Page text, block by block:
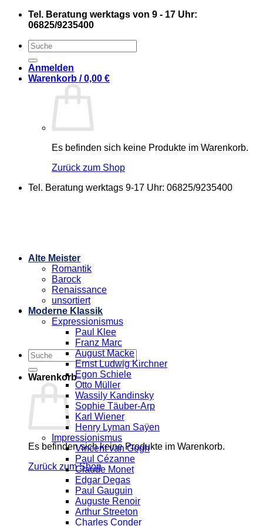
Zum
Tel. Beratung werktags von 9 - 17 Uhr:
06825/9235400
Suchen
nach:
Anmelden
Warenkorb /0,00 €
Es befinden sich keine Produkte im Warenkorb.
Zurück zum Shop
Tel. Beratung werktags 9-17 Uhr: 06825/9235400
Suchen
nach:
Warenkorb
Es befinden sich keine Produkte im Warenkorb.
Zurück zum Shop
Alte Meister
Romantik
Barock
Renaissance
unsortiert
Moderne Klassik
Expressionismus
Paul Klee
Franz Marc
August Macke
Ernst Ludwig Kirchner
Egon Schiele
Otto Müller
Wassily Kandinsky
Sophie Täuber-Arp
Karl Wiener
Henry Lyman Saÿen
Impressionismus
Vincent van Gogh
Paul Cézanne
Claude Monet
Edgar Degas
Paul Gauguin
Auguste Renoir
Arthur Streeton
Charles Conder